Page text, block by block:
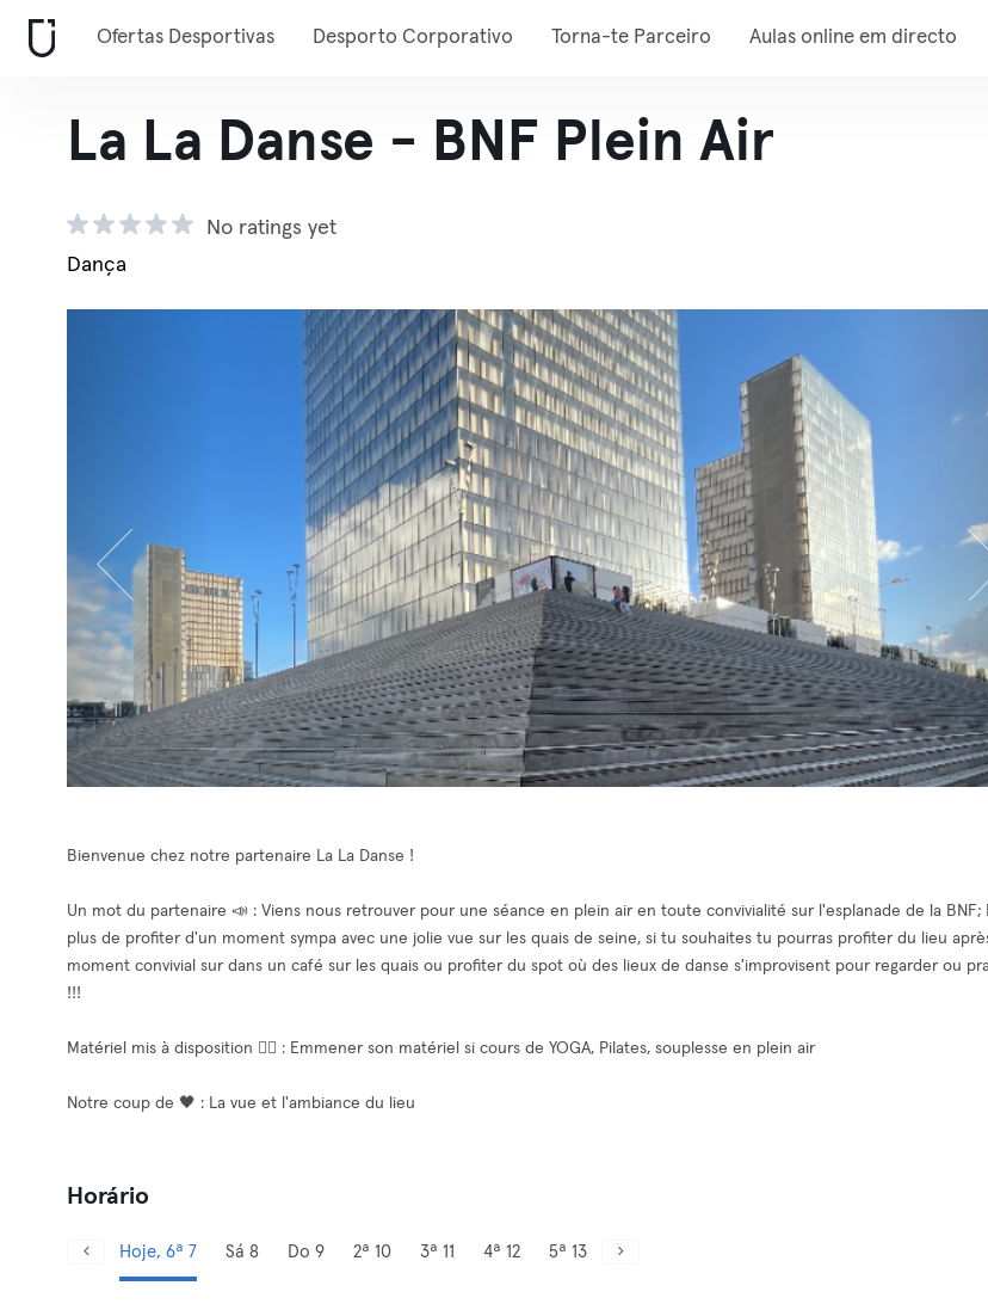
Ofertas Desportivas Desporto Corporativo Torna-te Parceiro Aulas online em directo
La La Danse - BNF Plein Air
No ratings yet
Dança
Bienvenue chez notre partenaire La La Danse !
Un mot du partenaire 📣 : Viens nous retrouver pour une séance en plein air en toute convivialité sur l'esplanade de la BNF;
plus de profiter d'un moment sympa avec une jolie vue sur les quais de seine, si tu souhaites tu pourras profiter du lieu
moment convivial sur dans un café sur les quais ou profiter du spot où des lieux de danse s'improvisent pour regarder ou
!!!
Matériel mis à disposition 🧘‍♂️ : Emmener son matériel si cours de YOGA, Pilates, souplesse en plein air
Notre coup de 🖤 : La vue et l'ambiance du lieu
Horário
Hoje, 6ª 7 Sá 8 Do 9 2ª 10 3ª 11 4ª 12 5ª 13